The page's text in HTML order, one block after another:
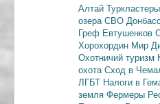
Алтай Туркластеры
озера СВО Донбасс
Греф Евтушенков
Хорохордин Мир
Охотничий туризм
охота Сход в
ЛГБТ Налоги в
земля Фермеры